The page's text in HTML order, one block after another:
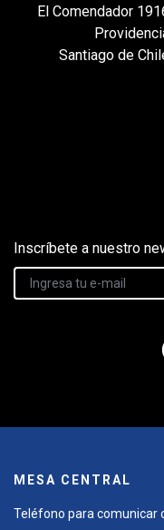
El Comendador
Santiago de
Inscríbete a nuestro
MESA CENTRAL
Teléfono para comunicar